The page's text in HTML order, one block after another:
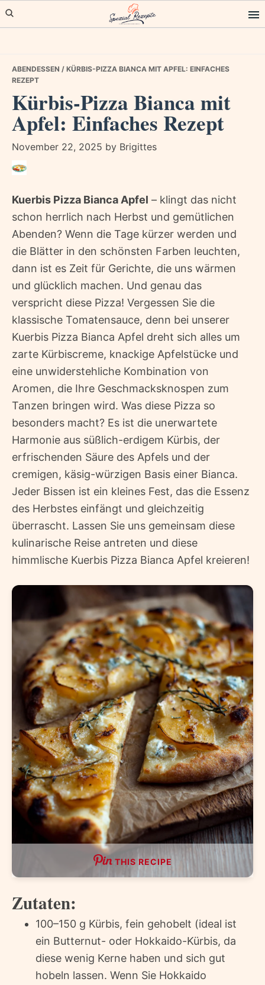
Skip
to
Skip
to
Skip
to
ABENDESSEN / KÜRBIS-PIZZA BIANCA MIT APFEL: EINFACHES
REZEPT
Kürbis-Pizza Bianca mit
Apfel: Einfaches Rezept
November 22, 2025 by Brigittes
Kuerbis Pizza Bianca Apfel – klingt das nicht
schon herrlich nach Herbst und gemütlichen
Abenden? Wenn die Tage kürzer werden und
die Blätter in den schönsten Farben leuchten,
dann ist es Zeit für Gerichte, die uns wärmen
und glücklich machen. Und genau das
verspricht diese Pizza! Vergessen Sie die
klassische Tomatensauce, denn bei unserer
Kuerbis Pizza Bianca Apfel dreht sich alles um
zarte Kürbiscreme, knackige Apfelstücke und
eine unwiderstehliche Kombination von
Aromen, die Ihre Geschmacksknospen zum
Tanzen bringen wird. Was diese Pizza so
besonders macht? Es ist die unerwartete
Harmonie aus süßlich-erdigem Kürbis, der
erfrischenden Säure des Apfels und der
cremigen, käsig-würzigen Basis einer Bianca.
Jeder Bissen ist ein kleines Fest, das die Essenz
des Herbstes einfängt und gleichzeitig
überrascht. Lassen Sie uns gemeinsam diese
kulinarische Reise antreten und diese
himmlische Kuerbis Pizza Bianca Apfel kreieren!
THIS RECIPE
Zutaten:
100–150 g Kürbis, fein gehobelt (ideal ist
ein Butternut- oder Hokkaido-Kürbis, da
diese wenig Kerne haben und sich gut
hobeln lassen. Wenn Sie Hokkaido